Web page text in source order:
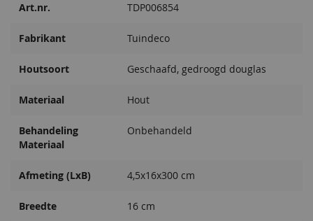
Art.nr. TDP006854
Fabrikant Tuindeco
Houtsoort Geschaafd, gedroogd douglas
Materiaal Hout
Behandeling
Materiaal
Onbehandeld
Afmeting (LxB) 4,5x16x300 cm
Breedte 16 cm